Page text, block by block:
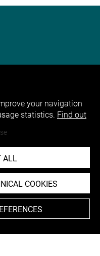
your navigation
statistics. Find out
ALL
COOKIES